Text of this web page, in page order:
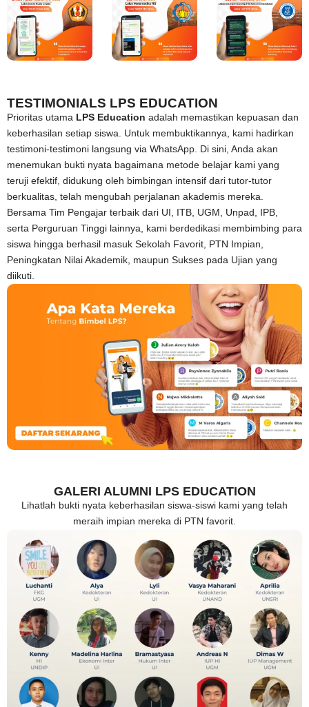
TESTIMONIALS LPS EDUCATION
Prioritas utama LPS Education adalah memastikan kepuasan dan
keberhasilan setiap siswa. Untuk membuktikannya, kami hadirkan
testimoni-testimoni langsung via WhatsApp. Di sini, Anda akan
menemukan bukti nyata bagaimana metode belajar kami yang
teruji efektif, didukung oleh bimbingan intensif dari tutor-tutor
berkualitas, telah mengubah perjalanan akademis mereka.
Bersama Tim Pengajar terbaik dari UI, ITB, UGM, Unpad, IPB,
serta Perguruan Tinggi lainnya, kami berdedikasi membimbing para
siswa hingga berhasil masuk Sekolah Favorit, PTN Impian,
Peningkatan Nilai Akademik, maupun Sukses pada Ujian yang
diikuti.
GALERI ALUMNI LPS EDUCATION
Lihatlah bukti nyata keberhasilan siswa-siswi kami yang telah
meraih impian mereka di PTN favorit.